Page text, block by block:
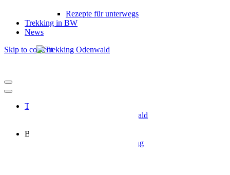
Rezepte für unterwegs
Trekking in BW
News
Skip to content
Trekking Odenwald
Naturpark Neckartal-Odenwald
Buchung
Allgemeine Infos zur Nutzung